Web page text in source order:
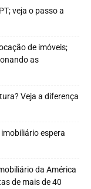
veja o passo a
de imóveis;
as
Veja a diferença
espera
da América
de mais de 40